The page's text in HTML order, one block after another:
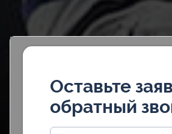
Оставьте
обратный